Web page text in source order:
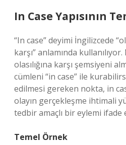
In Case Yapısının
“In case” deyimi İngilizcede
karşı” anlamında
olasılığına karşı şemsiyeni
cümleni “in case” ile
edilmesi gereken nokta, in
olayın gerçekleşme ihtimali
tedbir amaçlı bir eylemi ifade
Temel Örnek